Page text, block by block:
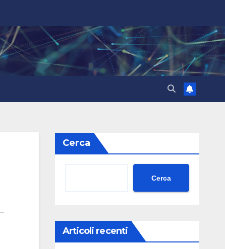
Cerca
Cerca
Articoli recenti